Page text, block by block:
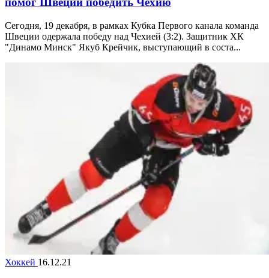
Сегодня, 19 декабря, в рамках Кубка Первого канала команда
Швеции одержала победу над Чехией (3:2). Защитник ХК
"Динамо Минск" Якуб Крейчик, выступающий в соста...
Хоккей 16.12.21